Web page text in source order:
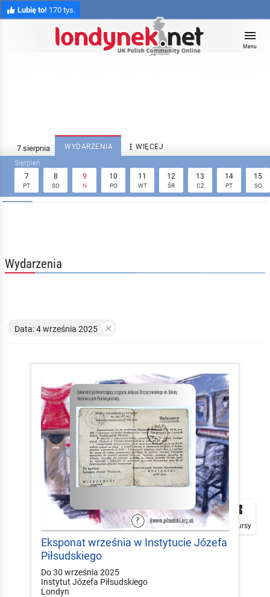
Lubię to! 170 tys.
Menu
WYDARZENIA  WIĘCEJ
7
PT
8
SO
9
N
10
PO
11
WT
12
ŚR
13
CZ
14
PT
15
SO
Wydarzenia

Plakaty

Mapa
local_play
Konkursy
Data: 4 września 2025 
Eksponat września w Instytucie Józefa
Piłsudskiego
Do 30 września 2025
Instytut Józefa Piłsudskiego
Londyn